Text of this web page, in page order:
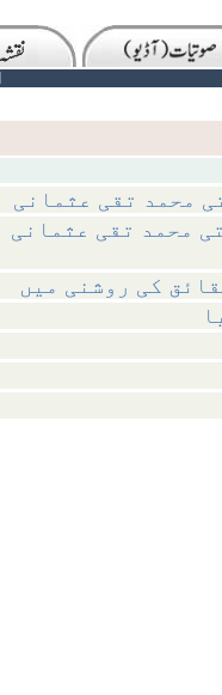
محمد تقی عثمانی
محمد تقی عثمانی
کی روشنی میں